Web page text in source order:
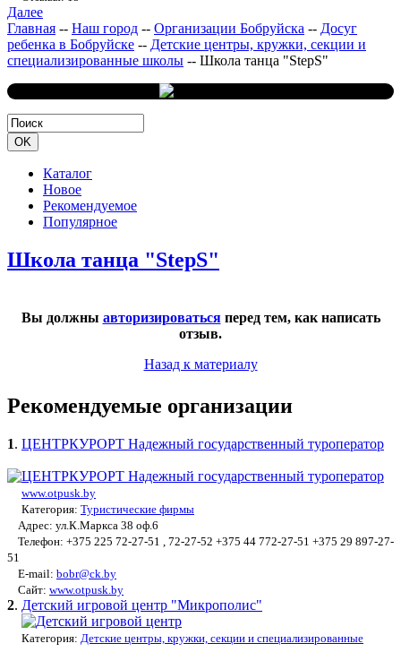
Далее
Главная -- Наш город -- Организации Бобруйска -- Досуг
ребенка в Бобруйске -- Детские центры, кружки, секции и
специализированные школы -- Школа танца "StepS"
Каталог
Новое
Рекомендуемое
Популярное
Школа танца "StepS"
Вы должны авторизироватьсяперед тем, как написать
отзыв.
Назад к материалу
Рекомендуемые организации
1. ЦЕНТРКУРОРТ Надежный государственный туроператор
www.otpusk.by
Категория: Туристические фирмы
Адрес: ул.К.Маркса 38 оф.6
Телефон: +375 225 72-27-51 , 72-27-52 +375 44 772-27-51 +375 29 897-27-
51
E-mail: bobr@ck.by
Сайт: www.otpusk.by
2. Детский игровой центр "Микрополис"
Категория: Детские центры, кружки, секции и специализированные